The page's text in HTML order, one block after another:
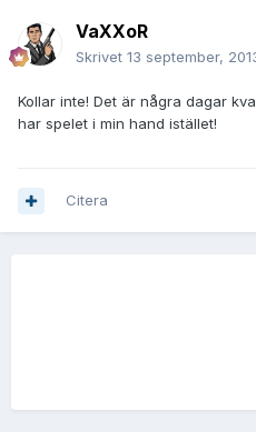
VaXXoR
Skrivet 13 september,
Kollar inte! Det är några dagar
har spelet i min hand istället!
Citera